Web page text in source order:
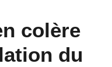
colère
du